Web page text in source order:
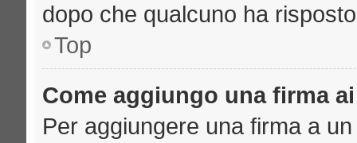
dopo che qualcuno ha
Top
Come aggiungo una firma
Per aggiungere una firma a